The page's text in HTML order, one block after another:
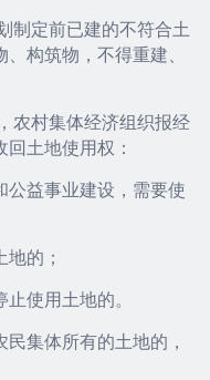
定前已建的不符合土
构筑物，不得重建、
村集体经济组织报经
土地使用权：
益事业建设，需要使
的；
使用土地的。
集体所有的土地的，